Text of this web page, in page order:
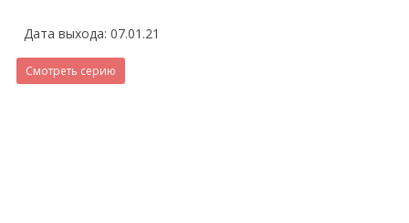
Дата выхода: 07.01.21
Смотреть серию